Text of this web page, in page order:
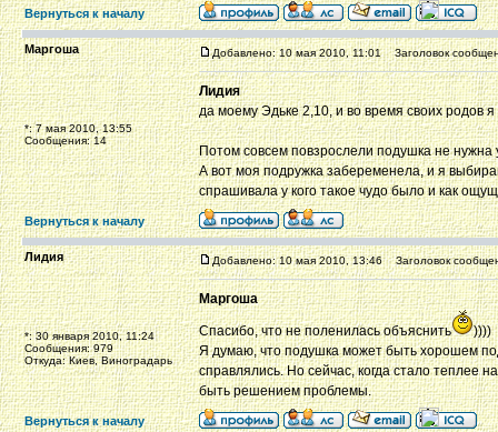
Вернуться к началу
Маргоша
*: 7 мая 2010, 13:55
Сообщения: 14
Добавлено: 10 мая 2010, 11:01 Заголовок
Лидия
да моему Эдьке 2,10, и во время своих родов
Потом совсем повзрослели подушка не нужна
А вот моя подружка забеременела, и я
спрашивала у кого такое чудо было и как
Вернуться к началу
Лидия
*: 30 января 2010, 11:24
Сообщения: 979
Откуда: Киев, Виноградарь
Добавлено: 10 мая 2010, 13:46 Заголовок
Маргоша
Спасибо, что не поленилась объяснить
))))
Я думаю, что подушка может быть хорошем
справлялись. Но сейчас, когда стало теплее
быть решением проблемы.
Вернуться к началу